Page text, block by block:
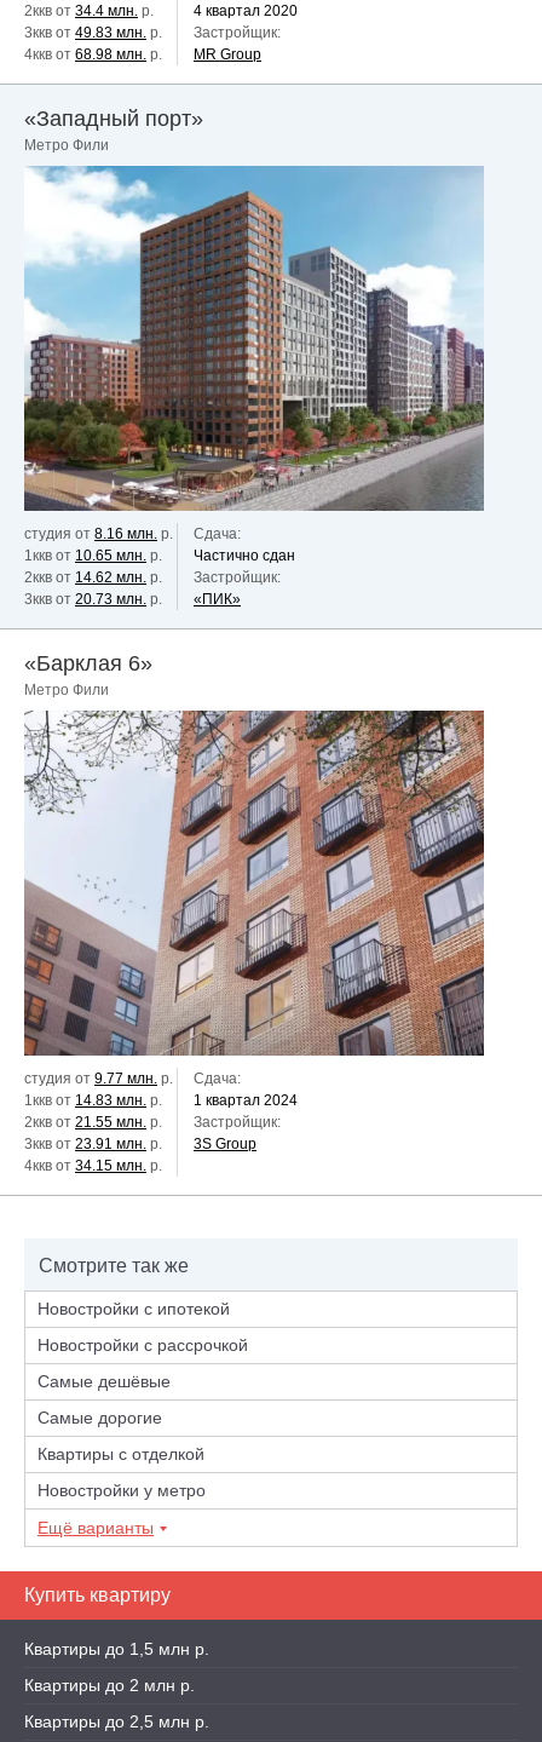
2ккв от 34.4 млн. р.
3ккв от 49.83 млн. р.
4ккв от 68.98 млн. р.
4 квартал 2020
Застройщик:
MR Group
«Западный порт»
Метро Фили
студия от 8.16 млн. р.
1ккв от 10.65 млн. р.
2ккв от 14.62 млн. р.
3ккв от 20.73 млн. р.
Сдача:
Частично сдан
Застройщик:
«ПИК»
«Барклая 6»
Метро Фили
студия от 9.77 млн. р.
1ккв от 14.83 млн. р.
2ккв от 21.55 млн. р.
3ккв от 23.91 млн. р.
4ккв от 34.15 млн. р.
Сдача:
1 квартал 2024
Застройщик:
3S Grouр
Смотрите так же
Новостройки с ипотекой
Новостройки с рассрочкой
Самые дешёвые
Самые дорогие
Квартиры с отделкой
Новостройки у метро
Ещё варианты
Купить квартиру
Квартиры до 1,5 млн р.
Квартиры до 2 млн р.
Квартиры до 2,5 млн р.